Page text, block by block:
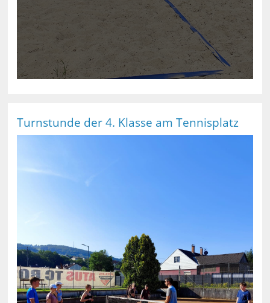
Turnstunde der 4. Klasse am Tennisplatz